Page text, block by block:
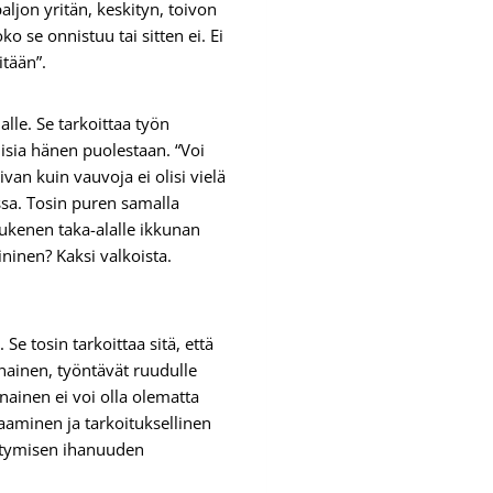
yritän, keskityn, toivon
se onnistuu tai sitten ei. Ei
Se tarkoittaa työn
hänen puolestaan. “Voi
kuin vauvoja ei olisi vielä
Tosin puren samalla
taka-alalle ikkunan
Kaksi valkoista.
Se tosin tarkoittaa sitä, että
työntävät ruudulle
ei voi olla olematta
ja tarkoituksellinen
ihanuuden